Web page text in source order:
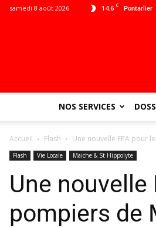
14.6 C Pontarlier
samedi 8 août 2026
NOS SERVICES
Accueil Flash Une nouvelle EPA pour
Flash Vie Locale Maiche & St Hippolyte
Une nouvelle
pompiers de